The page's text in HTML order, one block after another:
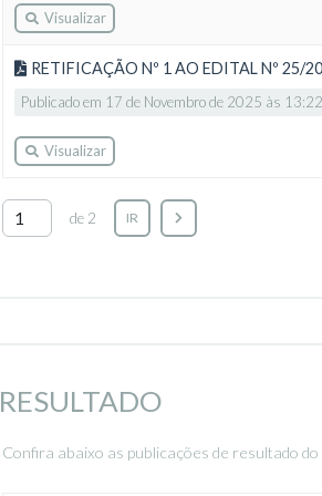
Visualizar
RETIFICAÇÃO Nº 1 AO EDITAL Nº 25/
Publicado em 17 de Novembro de 2025 às 13:22
Visualizar
de 2 IR
RESULTADO
Confira abaixo as publicações de resultado do